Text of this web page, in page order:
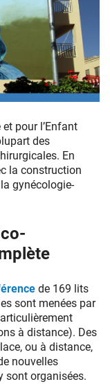
pour l’Enfant
des
En
la construction
gynécologie-
de 169 lits
sont menées par
à distance). Des
ou à distance,
nouvelles
sont organisées.